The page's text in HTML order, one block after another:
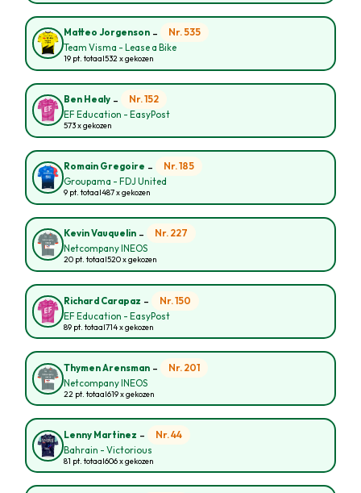
Matteo Jorgenson - Nr. 535
Team Visma - Lease a Bike
19 pt. totaal532 x gekozen
Ben Healy - Nr. 152
EF Education - EasyPost
573 x gekozen
Romain Gregoire - Nr. 185
Groupama - FDJ United
9 pt. totaal487 x gekozen
Kevin Vauquelin - Nr. 227
Netcompany INEOS
20 pt. totaal520 x gekozen
Richard Carapaz - Nr. 150
EF Education - EasyPost
89 pt. totaal714 x gekozen
Thymen Arensman - Nr. 201
Netcompany INEOS
22 pt. totaal619 x gekozen
Lenny Martinez - Nr. 44
Bahrain - Victorious
81 pt. totaal606 x gekozen